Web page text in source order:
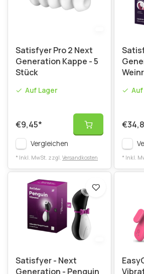
Satisfyer Pro 2 Next
Generation Kappe - 5
Stück
Auf Lager
€9,45*
Vergleichen
* Inkl. MwSt. zzgl. Versandkosten * Inkl.
Satisfyer - Next
Generation - Penguin